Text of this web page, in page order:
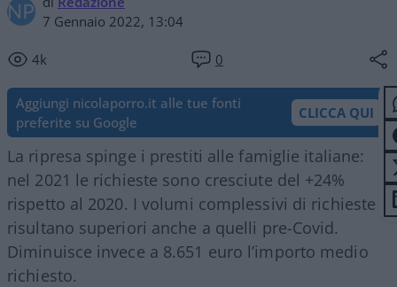
7 Gennaio 2022, 13:04
4k 0
Aggiungi nicolaporro.it alle tue fonti
preferite su Google
CLICCA QUI
La ripresa spinge i prestiti alle famiglie italiane:
nel 2021 le richieste sono cresciute del +24%
rispetto al 2020. I volumi complessivi di richieste
risultano superiori anche a quelli pre-Covid.
Diminuisce invece a 8.651 euro l’importo medio
richiesto.